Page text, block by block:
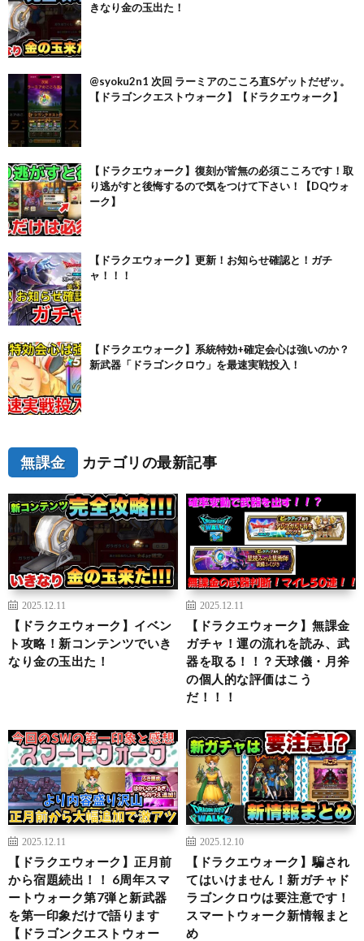
きなり金の玉出た！
@syoku2n1 次回 ラーミアのこころ直Sゲットだぜッ。
【ドラゴンクエストウォーク】【ドラクエウォーク】
【ドラクエウォーク】復刻が皆無の必須こころです！取
り逃がすと後悔するので気をつけて下さい！【DQウォ
ーク】
【ドラクエウォーク】更新！お知らせ確認と！ガチ
ャ！！！
【ドラクエウォーク】系統特効+確定会心は強いのか？
新武器「ドラゴンクロウ」を最速実戦投入！
無課金 カテゴリの最新記事
2025.12.11
【ドラクエウォーク】イベン
ト攻略！新コンテンツでいき
なり金の玉出た！
2025.12.11
【ドラクエウォーク】無課金
ガチャ！運の流れを読み、武
器を取る！！？天球儀・月斧
の個人的な評価はこう
だ！！！
2025.12.11
【ドラクエウォーク】正月前
から宿題続出！！ 6周年スマ
ートウォーク第7弾と新武器
を第一印象だけで語ります
【ドラゴンクエストウォー
2025.12.10
【ドラクエウォーク】騙され
てはいけません！新ガチャド
ラゴンクロウは要注意です！
スマートウォーク新情報まと
め